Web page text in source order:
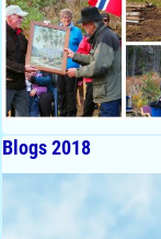
Blogs 2018